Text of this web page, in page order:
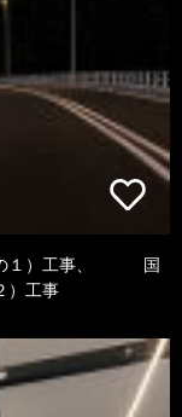
の１）工事、 国
）工事